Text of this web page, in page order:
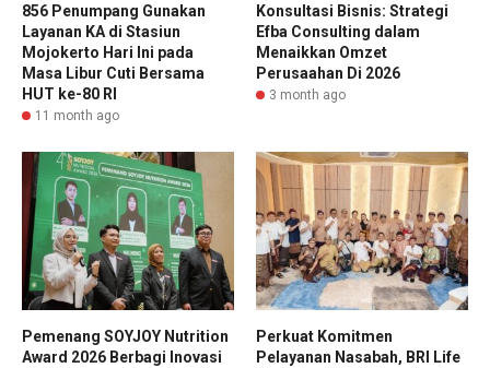
856 Penumpang Gunakan
Layanan KA di Stasiun
Mojokerto Hari Ini pada
Masa Libur Cuti Bersama
HUT ke-80 RI
11 month ago
Konsultasi Bisnis: Strategi
Efba Consulting dalam
Menaikkan Omzet
Perusaahan Di 2026
3 month ago
Pemenang SOYJOY Nutrition
Award 2026 Berbagi Inovasi
Perkuat Komitmen
Pelayanan Nasabah, BRI Life